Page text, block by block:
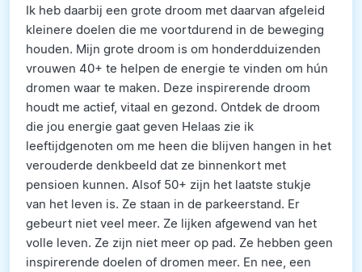
Ik heb daarbij een grote droom met daarvan afgeleid
kleinere doelen die me voortdurend in de beweging
houden. Mijn grote droom is om honderdduizenden
vrouwen 40+ te helpen de energie te vinden om hún
dromen waar te maken. Deze inspirerende droom
houdt me actief, vitaal en gezond. Ontdek de droom
die jou energie gaat geven Helaas zie ik
leeftijdgenoten om me heen die blijven hangen in het
verouderde denkbeeld dat ze binnenkort met
pensioen kunnen. Alsof 50+ zijn het laatste stukje
van het leven is. Ze staan in de parkeerstand. Er
gebeurt niet veel meer. Ze lijken afgewend van het
volle leven. Ze zijn niet meer op pad. Ze hebben geen
inspirerende doelen of dromen meer. En nee, een